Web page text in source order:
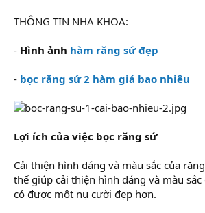
THÔNG TIN NHA KHOA:
- Hình ảnh hàm răng sứ đẹp
- bọc răng sứ 2 hàm giá bao nhiêu
Lợi ích của việc bọc răng sứ
Cải thiện hình dáng và màu sắc của
thể giúp cải thiện hình dáng và màu
có được một nụ cười đẹp hơn.